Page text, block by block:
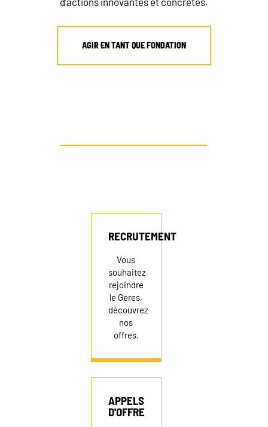
AGIR EN TANT QUE FONDATION
RECRUTEMENT
Vous
souhaitez
rejoindre
le Geres,
découvrez
nos
offres.
APPELS
D'OFFRE